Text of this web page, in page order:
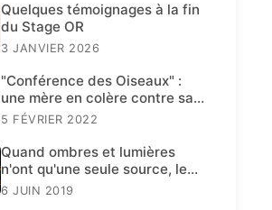
Quelques témoignages à la fin
du Stage OR
3 JANVIER 2026
"Conférence des Oiseaux" :
une mère en colère contre sa
fille
5 FÉVRIER 2022
Quand ombres et lumières
n'ont qu'une seule source, le
Travail de Katie est présent.
6 JUIN 2019